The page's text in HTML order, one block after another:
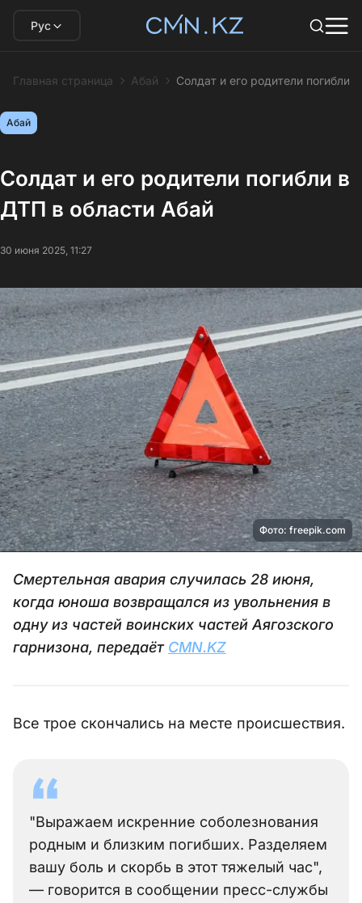
Рус
Главная страница Абай Солдат и его родители погибли
Абай
Солдат и его родители погибли в
ДТП в области Абай
30 июня 2025, 11:27
Фото: freepik.com
Смертельная авария случилась 28 июня,
когда юноша возвращался из увольнения в
одну из частей воинских частей Аягозского
гарнизона, передаёт CMN.KZ
Все трое скончались на месте происшествия.
"Выражаем искренние соболезнования
родным и близким погибших. Разделяем
вашу боль и скорбь в этот тяжелый час",
— говорится в сообщении пресс-службы